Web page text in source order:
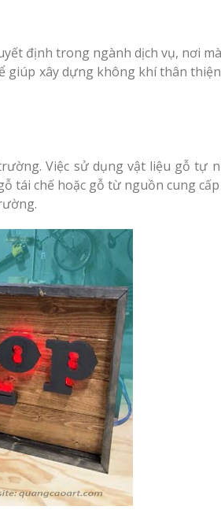
định trong ngành dịch vụ, nơi
giúp xây dựng không khí thân
Việc sử dụng vật liệu gỗ tự
tái chế hoặc gỗ từ nguồn cung